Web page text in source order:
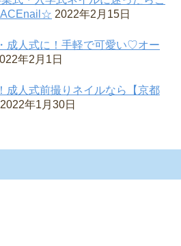
2022年2月15日
成人式に！手軽で可愛い♡オー
年2月1日
成人式前撮りネイルなら【京都
2022年1月30日